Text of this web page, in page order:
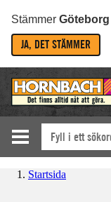
Stämmer Göteborg
JA, DET STÄMMER
Startsida